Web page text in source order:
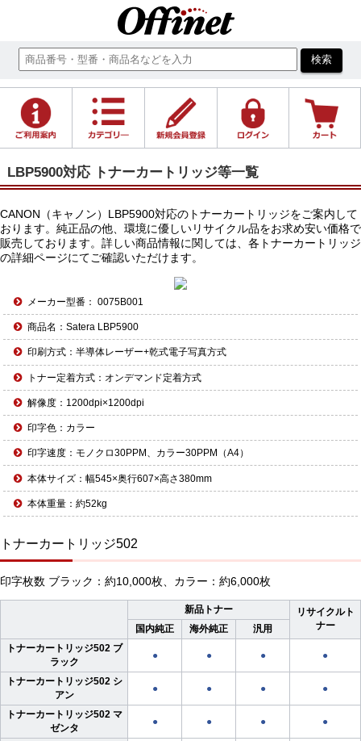
LBP5900対応 トナーカートリッジ等一覧
CANON（キャノン）LBP5900対応のトナーカートリッジをご案内して
おります。純正品の他、環境に優しいリサイクル品をお求め安い価格で
販売しております。詳しい商品情報に関しては、各トナーカートリッジ
の詳細ページにてご確認いただけます。
メーカー型番： 0075B001
商品名：Satera LBP5900
印刷方式：半導体レーザー+乾式電子写真方式
トナー定着方式：オンデマンド定着方式
解像度：1200dpi×1200dpi
印字色：カラー
印字速度：モノクロ30PPM、カラー30PPM（A4）
本体サイズ：幅545×奥行607×高さ380mm
本体重量：約52kg
トナーカートリッジ502
印字枚数 ブラック：約10,000枚、カラー：約6,000枚
新品トナー
リサイクルト
ナー
国内純正 海外純正
汎用
トナーカートリッジ502 ブ
ラック
● ● ● ●
トナーカートリッジ502 シ
アン
● ● ● ●
トナーカートリッジ502 マ
ゼンタ
● ● ● ●